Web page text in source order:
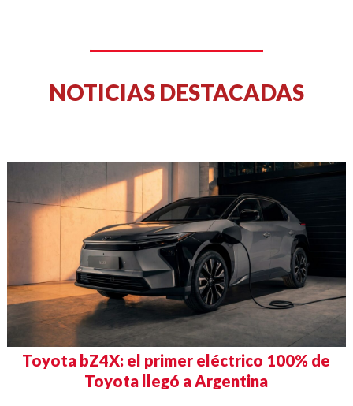
NOTICIAS DESTACADAS
Toyota bZ4X: el primer eléctrico 100% de
Toyota llegó a Argentina